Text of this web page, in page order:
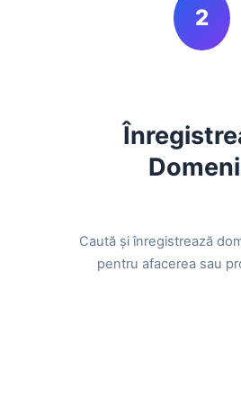
2
Caută și înregistrează
pentru afacerea sau